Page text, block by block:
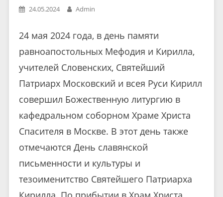
24.05.2024 Admin
24 мая 2024 года, в день памяти
равноапостольных Мефодия и Кирилла,
учителей Словенских, Святейший
Патриарх Московский и всея Руси Кирилл
совершил Божественную литургию в
кафедральном соборном Храме Христа
Спасителя в Москве. В этот день также
отмечаются День славянской
письменности и культуры и
тезоименитство Святейшего Патриарха